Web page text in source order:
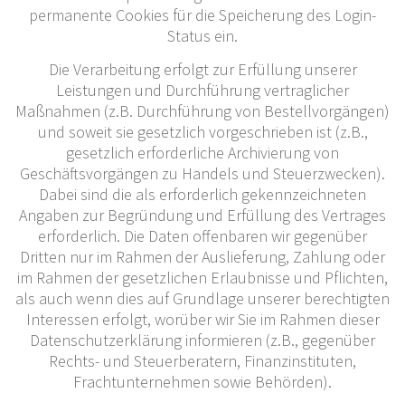
permanente Cookies für die Speicherung des Login-
Status ein.
Die Verarbeitung erfolgt zur Erfüllung unserer
Leistungen und Durchführung vertraglicher
Maßnahmen (z.B. Durchführung von Bestellvorgängen)
und soweit sie gesetzlich vorgeschrieben ist (z.B.,
gesetzlich erforderliche Archivierung von
Geschäftsvorgängen zu Handels und Steuerzwecken).
Dabei sind die als erforderlich gekennzeichneten
Angaben zur Begründung und Erfüllung des Vertrages
erforderlich. Die Daten offenbaren wir gegenüber
Dritten nur im Rahmen der Auslieferung, Zahlung oder
im Rahmen der gesetzlichen Erlaubnisse und Pflichten,
als auch wenn dies auf Grundlage unserer berechtigten
Interessen erfolgt, worüber wir Sie im Rahmen dieser
Datenschutzerklärung informieren (z.B., gegenüber
Rechts- und Steuerberatern, Finanzinstituten,
Frachtunternehmen sowie Behörden).